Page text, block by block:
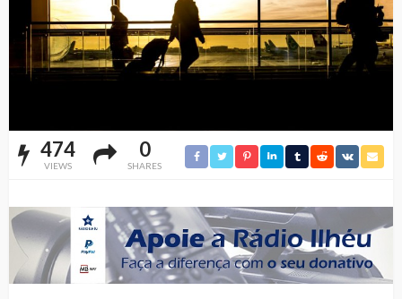
474
VIEWS
0
SHARES